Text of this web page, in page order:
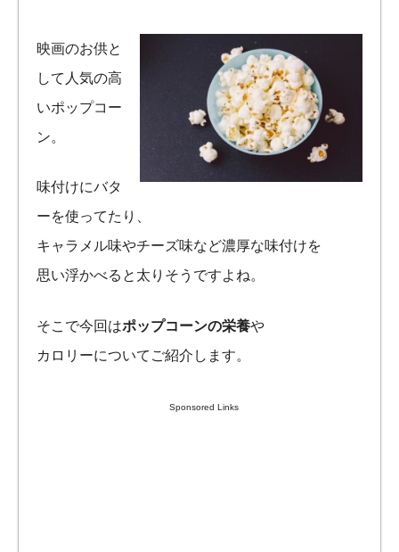
映画のお供と
して人気の高
いポップコー
ン。
味付けにバタ
ーを使ってたり、
キャラメル味やチーズ味など濃厚な味付けを
思い浮かべると太りそうですよね。
そこで今回はポップコーンの栄養や
カロリーについてご紹介します。
Sponsored Links